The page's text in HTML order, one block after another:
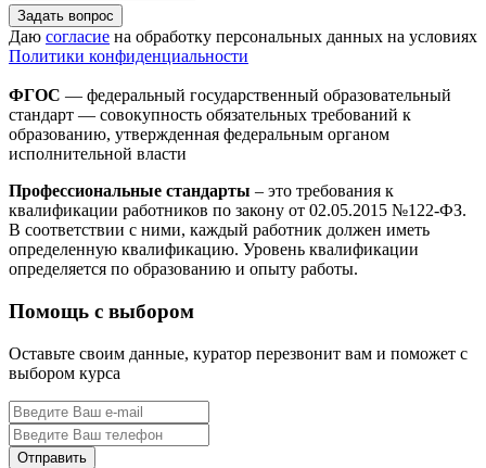
Задать вопрос
Даю согласие на обработку персональных данных на условиях
Политики конфиденциальности
ФГОС — федеральный государственный образовательный
стандарт — совокупность обязательных требований к
образованию, утвержденная федеральным органом
исполнительной власти
Профессиональные стандарты – это требования к
квалификации работников по закону от 02.05.2015 №122-ФЗ.
В соответствии с ними, каждый работник должен иметь
определенную квалификацию. Уровень квалификации
определяется по образованию и опыту работы.
Помощь с выбором
Оставьте своим данные, куратор перезвонит вам и поможет с
выбором курса